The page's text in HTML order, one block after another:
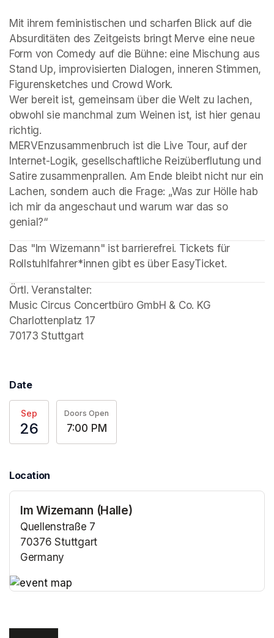
Mit ihrem feministischen und scharfen Blick auf die
Absurditäten des Zeitgeists bringt Merve eine neue
Form von Comedy auf die Bühne: eine Mischung aus
Stand Up, improvisierten Dialogen, inneren Stimmen,
Figurensketches und Crowd Work.
Wer bereit ist, gemeinsam über die Welt zu lachen,
obwohl sie manchmal zum Weinen ist, ist hier genau
richtig.
MERVEnzusammenbruch ist die Live Tour, auf der
Internet-Logik, gesellschaftliche Reizüberflutung und
Satire zusammenprallen. Am Ende bleibt nicht nur ein
Lachen, sondern auch die Frage: „Was zur Hölle hab
ich mir da angeschaut und warum war das so
genial?“
Das "Im Wizemann" ist barrierefrei. Tickets für
Rollstuhlfahrer*innen gibt es über EasyTicket.
(opens in a new tab)
(opens in a new tab)
(opens in a new tab)
Örtl. Veranstalter:
Music Circus Concertbüro GmbH & Co. KG
Charlottenplatz 17
70173 Stuttgart
Date
Sep
26
Doors Open
7:00 PM
Location
Im Wizemann (Halle)
Quellenstraße 7
70376 Stuttgart
Germany